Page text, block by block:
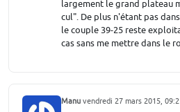
largement le grand plateau
cul". De plus n'étant pas
le couple 39-25 reste
cas sans me mettre dans le
Manu vendredi 27 mars 2015,